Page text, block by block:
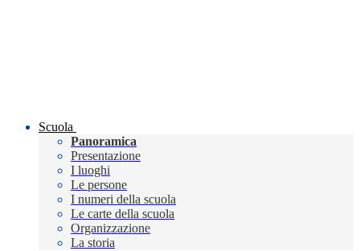
Scuola
Panoramica
Presentazione
I luoghi
Le persone
I numeri della scuola
Le carte della scuola
Organizzazione
La storia